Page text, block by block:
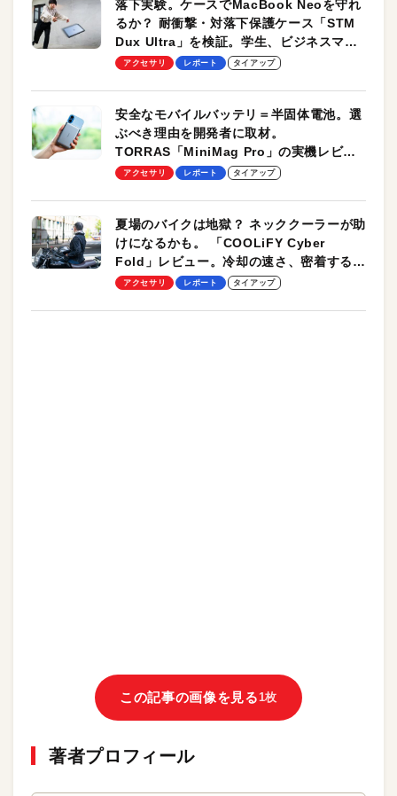
落下実験。ケースでMacBook Neoを守れ
るか？ 耐衝撃・対落下保護ケース「STM
Dux Ultra」を検証。学生、ビジネスマン
のモバイルユースに最適！
アクセサリ レポート タイアップ
安全なモバイルバッテリ＝半固体電池。選
ぶべき理由を開発者に取材。
TORRAS「MiniMag Pro」の実機レビュ
ーも
アクセサリ レポート タイアップ
夏場のバイクは地獄？ ネッククーラーが助
けになるかも。 「COOLiFY Cyber
Fold」レビュー。冷却の速さ、密着する冷
却プレート、シンプルな操作性がグッド！
アクセサリ レポート タイアップ
この記事の画像を見る1枚
著者プロフィール